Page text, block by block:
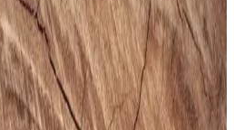
Erkek Günlük ve Spor
yastıklama ve dayanıklı taban
konfor sağlar, şık ve